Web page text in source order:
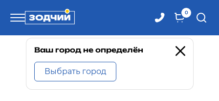
0
Телефоны
8 800 100-71-71
Ваш город не определён
Выбрать город